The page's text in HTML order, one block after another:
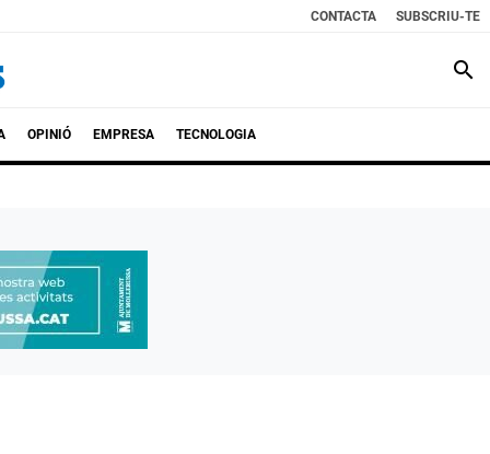
CONTACTA SUBSCRIU-TE
search
OPINIÓ EMPRESA TECNOLOGIA